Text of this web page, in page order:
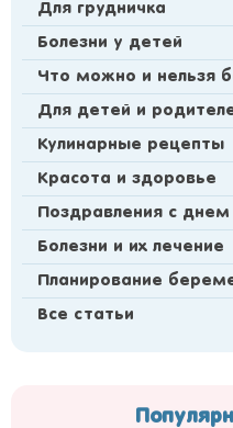
Для грудничка
Болезни у детей
Что можно и нельзя
Для детей и
Кулинарные рецепты
Красота и здоровье
Поздравления с
Болезни и их лечение
Планирование
Все статьи